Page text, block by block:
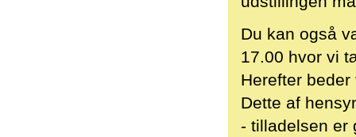
Du kan også
17.00 hvor vi
Herefter
Dette af
- tilladelsen er